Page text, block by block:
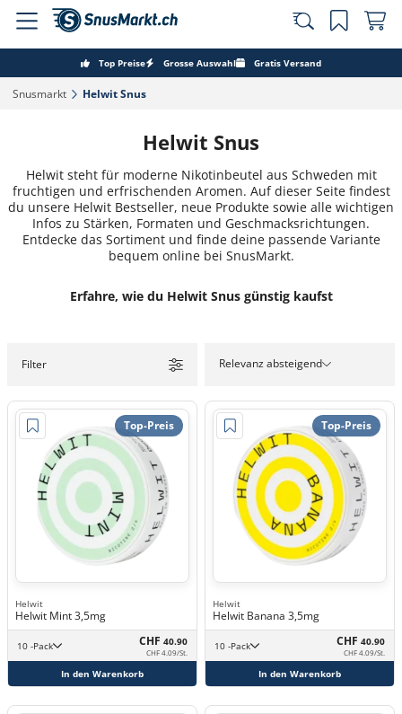
Top Preise Grosse Auswahl Gratis Versand
Snusmarkt‎ Helwit Snus‎
Helwit Snus
Helwit steht für moderne Nikotinbeutel aus Schweden mit
fruchtigen und erfrischenden Aromen. Auf dieser Seite findest
du unsere Helwit Bestseller, neue Produkte sowie alle wichtigen
Infos zu Stärken, Formaten und Geschmacksrichtungen.
Entdecke das Sortiment und finde deine passende Variante
bequem online bei SnusMarkt.
Erfahre, wie du Helwit Snus günstig kaufst
Filter Relevanz absteigend
Top-Preis
Helwit
Helwit Mint 3,5mg
10 -Pack CHF 40.90
CHF 4.09/St.
In den Warenkorb
Top-Preis
Helwit
Helwit Banana 3,5mg
10 -Pack CHF 40.90
CHF 4.09/St.
In den Warenkorb